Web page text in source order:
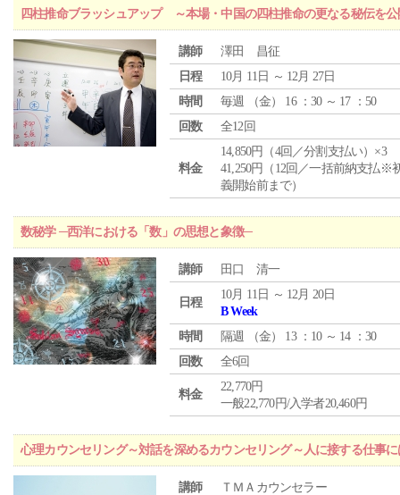
四柱推命ブラッシュアップ ～本場・中国の四柱推命の更なる秘伝を
講師
澤田 昌征
日程
10月 11日 ～ 12月 27日
時間
毎週 （金） 16 ：30 ～ 17 ：50
回数
全12回
料金
14,850円（4回／分割支払い）×3
41,250円（12回／一括前納支払※
義開始前まで）
数秘学 ─西洋における「数」の思想と象徴─
講師 田口 清一
日程
10月 11日 ～ 12月 20日
B Week
時間
隔週 （金） 13 ：10 ～ 14 ：30
回数
全6回
料金
22,770円
一般22,770円/入学者20,460円
心理カウンセリング～対話を深めるカウンセリング～人に接する仕事
講師 ＴＭＡカウンセラー